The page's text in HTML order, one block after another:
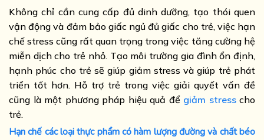
Không chỉ cần cung cấp đủ dinh dưỡng, tạo thói quen
vận động và đảm bảo giấc ngủ đủ giấc cho trẻ, việc hạn
chế stress cũng rất quan trọng trong việc tăng cường hệ
miễn dịch cho trẻ nhỏ. Tạo môi trường gia đình ổn định,
hạnh phúc cho trẻ sẽ giúp giảm stress và giúp trẻ phát
triển tốt hơn. Hỗ trợ trẻ trong việc giải quyết vấn đề
cũng là một phương pháp hiệu quả để giảm stresscho
trẻ.
Hạn chế các loại thực phẩm có hàm lượng đường và chất béo